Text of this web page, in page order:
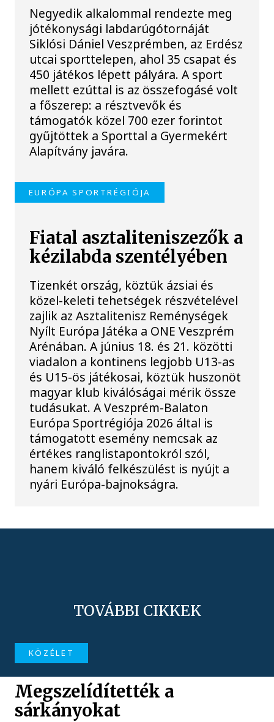
Negyedik alkalommal rendezte meg
jótékonysági labdarúgótornáját
Siklósi Dániel Veszprémben, az Erdész
utcai sporttelepen, ahol 35 csapat és
450 játékos lépett pályára. A sport
mellett ezúttal is az összefogásé volt
a főszerep: a résztvevők és
támogatók közel 700 ezer forintot
gyűjtöttek a Sporttal a Gyermekért
Alapítvány javára.
EURÓPA SPORTRÉGIÓJA
Fiatal asztaliteniszezők a
kézilabda szentélyében
Tizenkét ország, köztük ázsiai és
közel-keleti tehetségek részvételével
zajlik az Asztalitenisz Reménységek
Nyílt Európa Játéka a ONE Veszprém
Arénában. A június 18. és 21. közötti
viadalon a kontinens legjobb U13-as
és U15-ös játékosai, köztük huszonöt
magyar klub kiválóságai mérik össze
tudásukat. A Veszprém-Balaton
Európa Sportrégiója 2026 által is
támogatott esemény nemcsak az
értékes ranglistapontokról szól,
hanem kiváló felkészülést is nyújt a
nyári Európa-bajnokságra.
TOVÁBBI CIKKEK
KÖZÉLET
Megszelídítették a
sárkányokat